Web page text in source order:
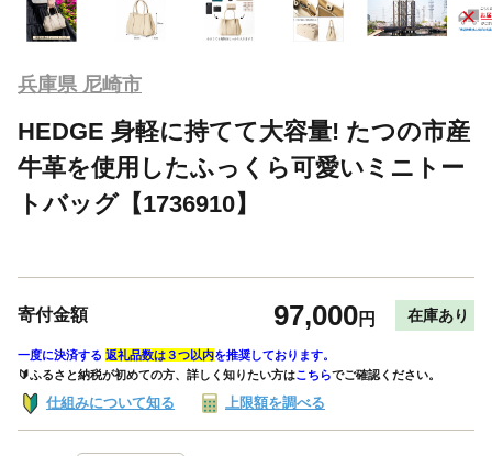
兵庫県 尼崎市
HEDGE 身軽に持てて大容量! たつの市産
牛革を使用したふっくら可愛いミニトー
トバッグ【1736910】
寄付金額 97,000円 在庫あり
一度に決済する 返礼品数は３つ以内を推奨しております。
🔰ふるさと納税が初めての方、詳しく知りたい方はこちらでご確認ください。
仕組みについて知る 上限額を調べる